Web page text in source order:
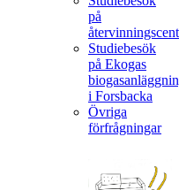
på
Studiebesök
på Ekogas
i Forsbacka
Övriga
förfrågningar